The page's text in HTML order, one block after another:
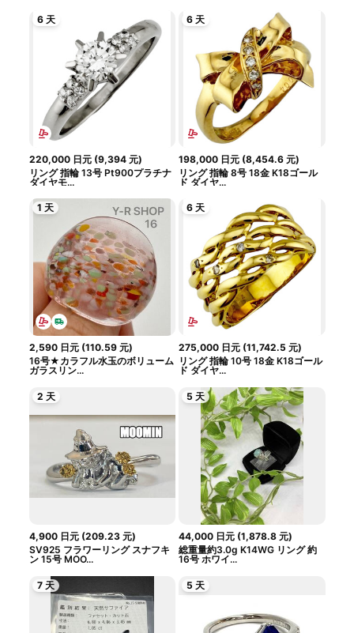
6 天
220,000 日元(9,394 元)
リング 指輪 13号 Pt900プラチナ
ダイヤモ...
6 天
198,000 日元 (8,454.6 元)
リング 指輪 8号 18金 K18ゴール
ド ダイヤ...
1 天
2,590 日元(110.59 元)
16号★カラフル水玉のボリューム
ガラスリン...
6 天
275,000 日元 (11,742.5 元)
リング 指輪 10号 18金 K18ゴール
ド ダイヤ...
2 天
4,900 日元(209.23 元)
SV925 フラワーリング スナフキ
ン 15号 MOO...
5 天
44,000 日元 (1,878.8 元)
総重量約3.0g K14WG リング 約
16号 ホワイ...
7 天 5 天